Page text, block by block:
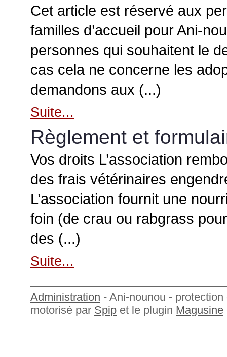
Cet article est réservé aux
familles d’accueil pour Ani-
personnes qui souhaitent le
cas cela ne concerne les
demandons aux (...)
Suite...
Règlement et
Vos droits L’association
des frais vétérinaires
L’association fournit une
foin (de crau ou rabgrass
des (...)
Suite...
Administration - Ani-nounou -
motorisé par Spip et le plugin Magusine